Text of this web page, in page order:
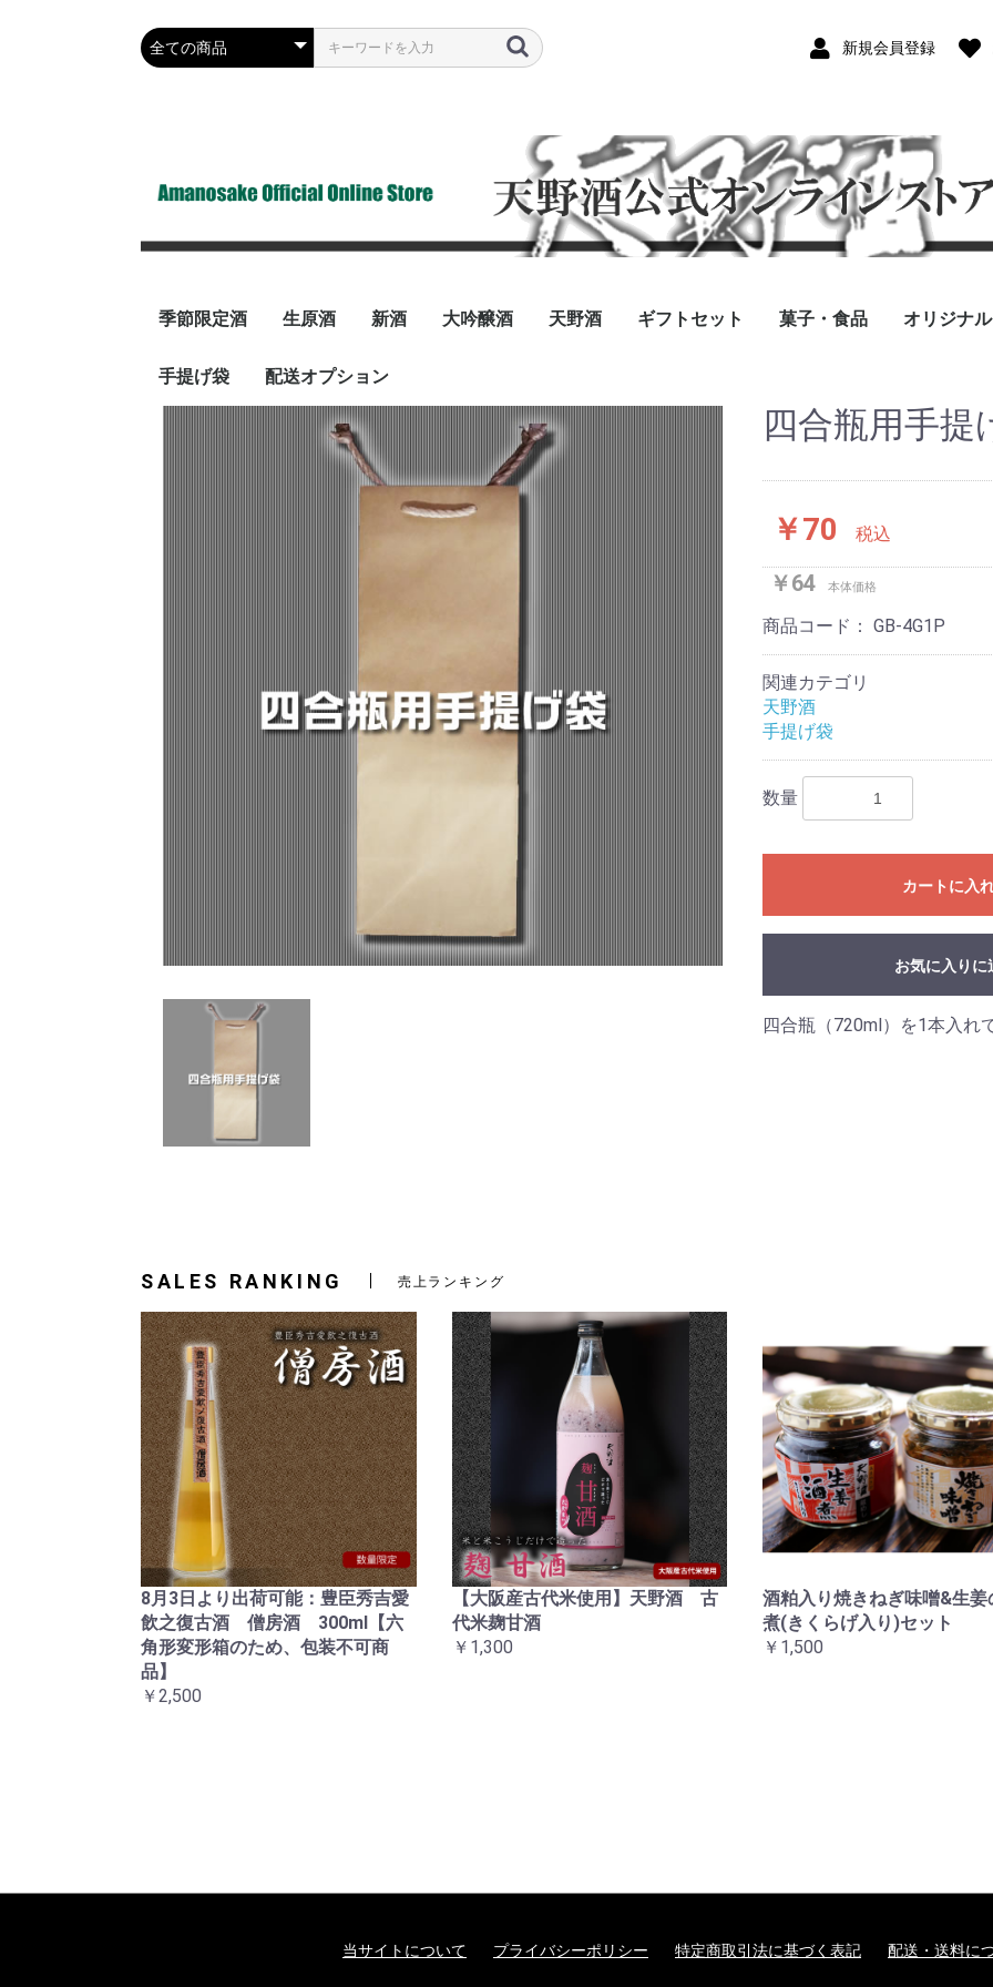
新規会員登録
季節限定酒 生原酒 新酒 大吟醸酒 天野酒 ギフトセット 菓子・食品 オリジナ
手提げ袋 配送オプション
四合瓶用手提
￥70 税込
￥64 本体価格
商品コード： GB-4G1P
関連カテゴリ
天野酒
手提げ袋
数量
カートに入
お気に入りに
四合瓶（720ml）を1本入れ
SALES RANKING 売上ランキング
8月3日より出荷可能：豊臣秀吉愛
飲之復古酒 僧房酒 300ml【六
角形変形箱のため、包装不可商
品】
￥2,500
【大阪産古代米使用】天野酒 古
代米麹甘酒
￥1,300
酒粕入り焼きねぎ味噌&生姜
煮(きくらげ入り)セット
￥1,500
当サイトについて プライバシーポリシー 特定商取引法に基づく表記 配送・送料に